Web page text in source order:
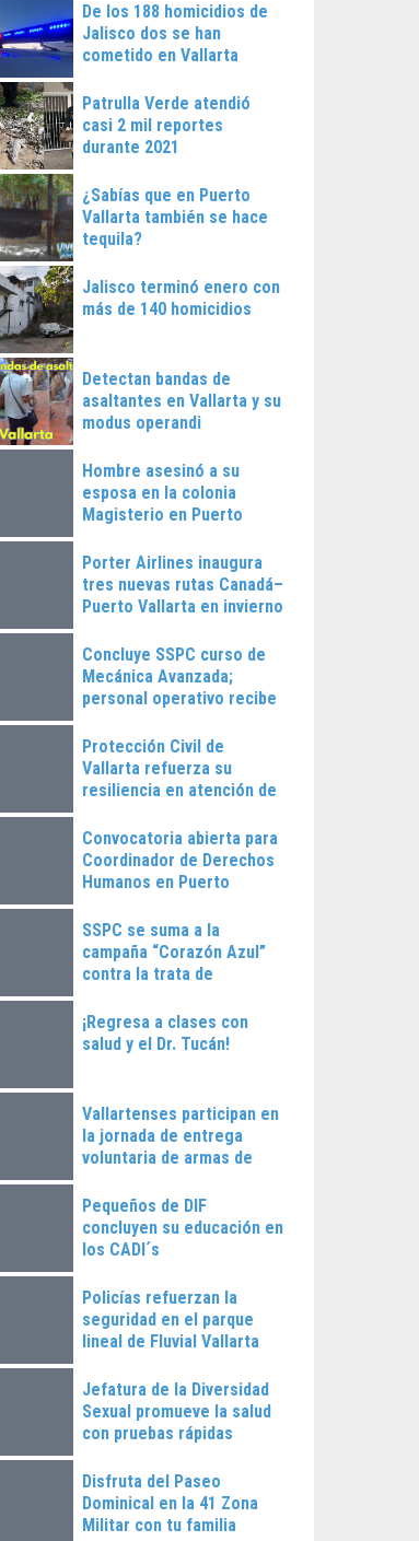
De los 188 homicidios de
Jalisco dos se han
cometido en Vallarta
Patrulla Verde atendió
casi 2 mil reportes
durante 2021
¿Sabías que en Puerto
Vallarta también se hace
tequila?
Jalisco terminó enero con
más de 140 homicidios
Detectan bandas de
asaltantes en Vallarta y su
modus operandi
Hombre asesinó a su
esposa en la colonia
Magisterio en Puerto
Porter Airlines inaugura
tres nuevas rutas Canadá–
Puerto Vallarta en invierno
Concluye SSPC curso de
Mecánica Avanzada;
personal operativo recibe
Protección Civil de
Vallarta refuerza su
resiliencia en atención de
Convocatoria abierta para
Coordinador de Derechos
Humanos en Puerto
SSPC se suma a la
campaña “Corazón Azul”
contra la trata de
¡Regresa a clases con
salud y el Dr. Tucán!
Vallartenses participan en
la jornada de entrega
voluntaria de armas de
Pequeños de DIF
concluyen su educación en
los CADI´s
Policías refuerzan la
seguridad en el parque
lineal de Fluvial Vallarta
Jefatura de la Diversidad
Sexual promueve la salud
con pruebas rápidas
Disfruta del Paseo
Dominical en la 41 Zona
Militar con tu familia